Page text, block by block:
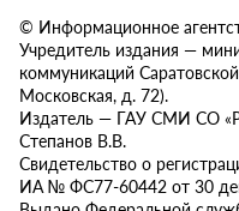
© Информационное
Учредитель издания —
коммуникаций
Московская, д. 72).
Издатель — ГАУ СМИ СО
Степанов В.В.
Свидетельство о
ИА № ФС77-60442 от 30